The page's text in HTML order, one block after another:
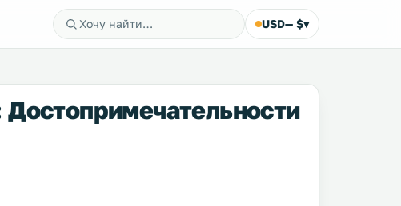
USD— $▾